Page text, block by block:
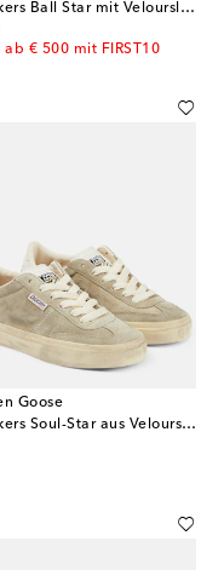
Sneakers Ball Star mit Veloursleder
price
ab € 500 mit FIRST10
Goose
Sneakers Soul-Star aus Veloursleder
price